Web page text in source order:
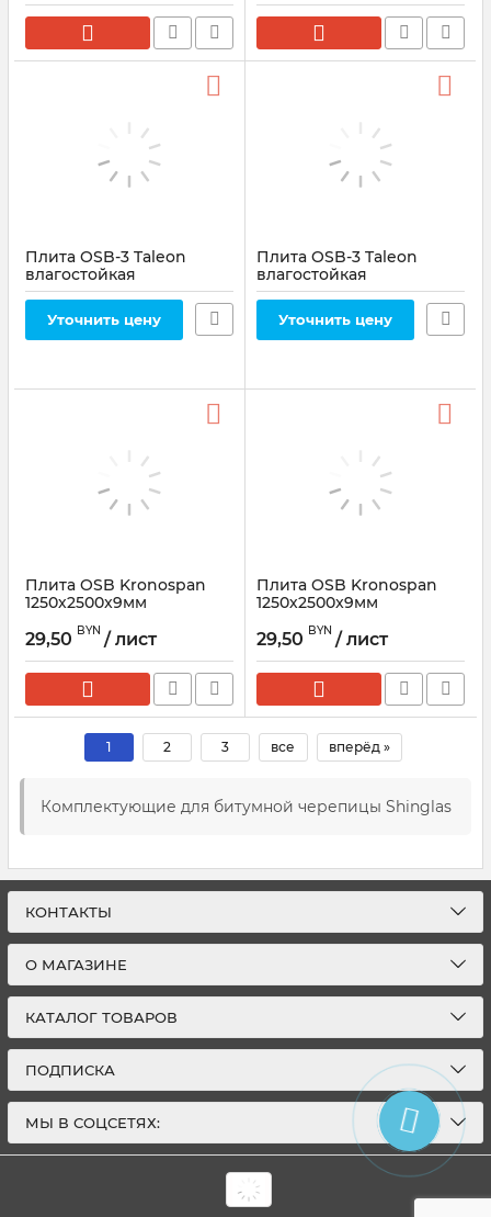
Плита OSB-3 Taleon
влагостойкая
1250х2500x12мм
Уточнить цену
Плита OSB-3 Taleon
влагостойкая
1250x2500x9мм
Уточнить цену
Плита OSB Kronospan
1250х2500x9мм
29,50 BYN / лист
Плита OSB Kronospan
1250х2500x9мм
29,50 BYN / лист
1 2 3 все вперёд »
Комплектующие для битумной черепицы Shinglas
КОНТАКТЫ
О МАГАЗИНЕ
КАТАЛОГ ТОВАРОВ
ПОДПИСКА
МЫ В СОЦСЕТЯХ: